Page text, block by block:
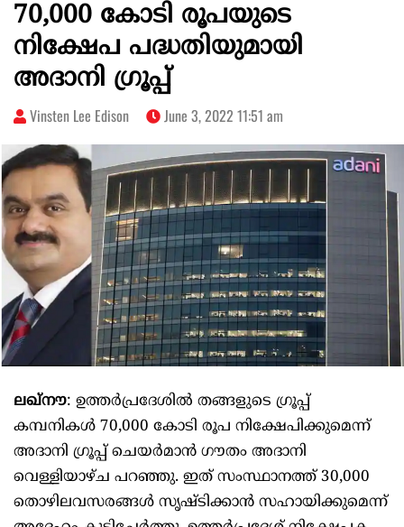
70,000 കോടി രൂപയുടെ
നിക്ഷേപ പദ്ധതിയുമായി
അദാനി ഗ്രൂപ്പ്
Vinsten Lee Edison June 3, 2022 11:51 am
ലഖ്‌നൗ: ഉത്തർപ്രദേശിൽ തങ്ങളുടെ ഗ്രൂപ്പ്
കമ്പനികൾ 70,000 കോടി രൂപ നിക്ഷേപിക്കുമെന്ന്
അദാനി ഗ്രൂപ്പ് ചെയർമാൻ ഗൗതം അദാനി
വെള്ളിയാഴ്ച പറഞ്ഞു. ഇത് സംസ്ഥാനത്ത് 30,000
തൊഴിലവസരങ്ങൾ സൃഷ്ടിക്കാൻ സഹായിക്കുമെന്ന്